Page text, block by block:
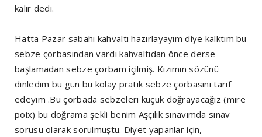
kalır dedi.
Hatta Pazar sabahı kahvaltı hazırlayayım diye kalktım bu
sebze çorbasından vardı kahvaltıdan önce derse
başlamadan sebze çorbam içilmiş. Kızımın sözünü
dinledim bu gün bu kolay pratik sebze çorbasını tarif
edeyim .Bu çorbada sebzeleri küçük doğrayacağız (mire
poix) bu doğrama şekli benim Aşçılık sınavımda sınav
sorusu olarak sorulmuştu. Diyet yapanlar için,